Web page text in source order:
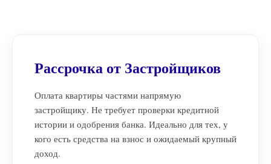
Рассрочка от Застройщиков
Оплата квартиры частями напрямую
застройщику. Не требует проверки кредитной
истории и одобрения банка. Идеально для тех, у
кого есть средства на взнос и ожидаемый крупный
доход.